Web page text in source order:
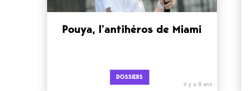
Pouya, l’antihéros de Miami
DOSSIERS
il y a 8 ans